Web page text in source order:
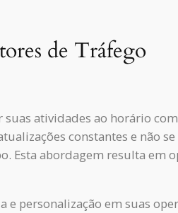
de Tráfego
atividades ao horário
constantes e não
Esta abordagem resulta em
e personalização em suas